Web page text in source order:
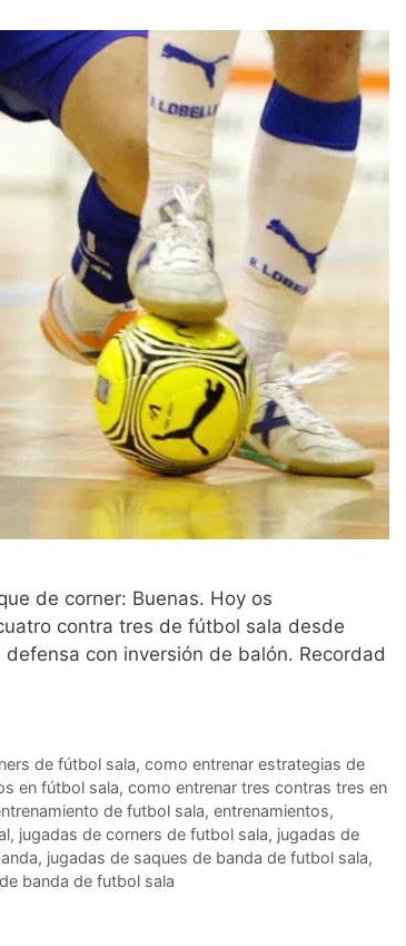
de corner: Buenas. Hoy os
contra tres de fútbol sala desde
con inversión de balón. Recordad
de fútbol sala, como entrenar estrategias de
en fútbol sala, como entrenar tres contras tres en
de futbol sala, entrenamientos,
, jugadas de corners de futbol sala, jugadas de
, jugadas de saques de banda de futbol sala,
banda de futbol sala